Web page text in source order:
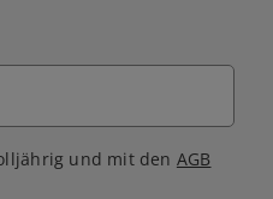
und mit den AGB